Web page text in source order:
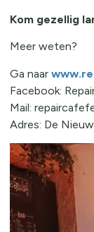
Kom gezellig
Meer weten?
Ga naar
Facebook:
Mail:
Adres: De